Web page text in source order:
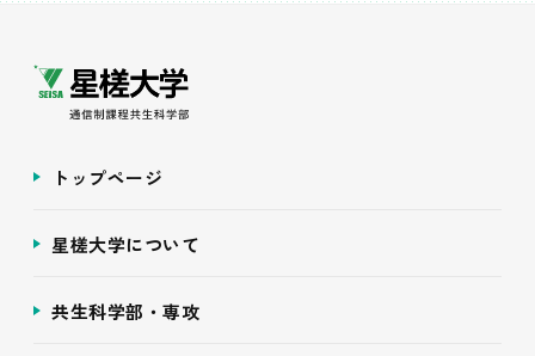
トップページ
星槎大学について
共生科学部・専攻